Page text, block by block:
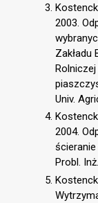
2003.
Zakładu
Univ.
2004.
Probl.